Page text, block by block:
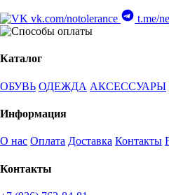
vk.com/notolerance t.me/
Каталог
ОБУВЬ ОДЕЖДА АКСЕССУАРЫ
Информация
О нас Оплата Доставка Контакты
Контакты